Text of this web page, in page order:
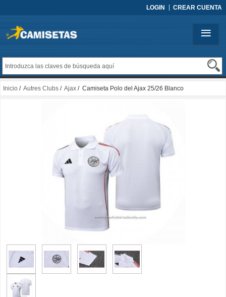
LOGIN CREAR CUENTA
Inicio / Autres Clubs / Ajax / Camiseta Polo del Ajax 25/26 Blanco